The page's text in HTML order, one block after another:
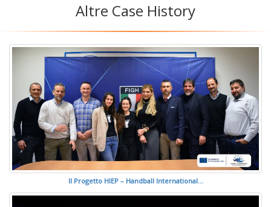
Altre Case History
Il Progetto HIEP – Handball International...